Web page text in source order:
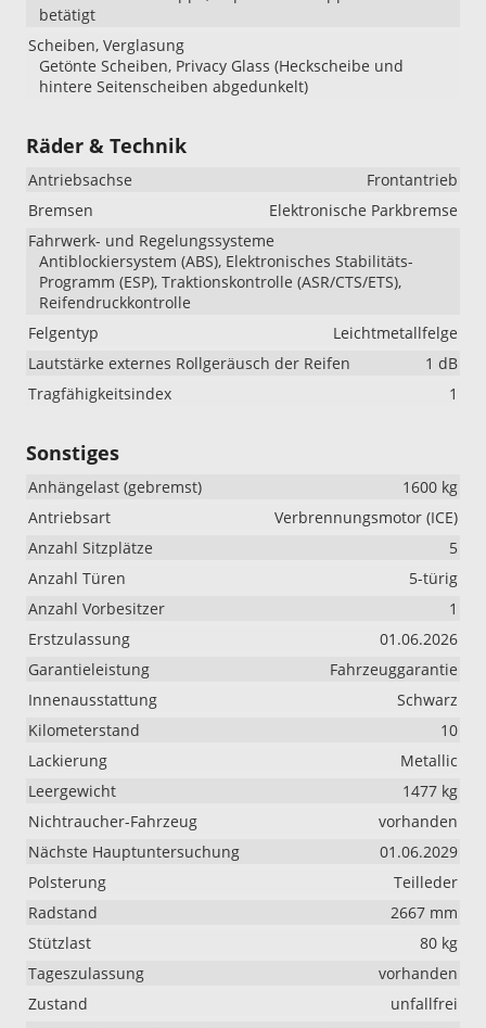
betätigt
Scheiben, Verglasung
Getönte Scheiben, Privacy Glass (Heckscheibe und
hintere Seitenscheiben abgedunkelt)
Räder & Technik
Antriebsachse
Frontantrieb
Bremsen
Elektronische Parkbremse
Fahrwerk- und Regelungssysteme
Antiblockiersystem (ABS), Elektronisches Stabilitäts-
Programm (ESP), Traktionskontrolle (ASR/CTS/ETS),
Reifendruckkontrolle
Felgentyp
Leichtmetallfelge
Lautstärke externes Rollgeräusch der Reifen
1 dB
Tragfähigkeitsindex
1
Sonstiges
Anhängelast (gebremst)
1600 kg
Antriebsart
Verbrennungsmotor (ICE)
Anzahl Sitzplätze
5
Anzahl Türen
5-türig
Anzahl Vorbesitzer
1
Erstzulassung
01.06.2026
Garantieleistung
Fahrzeuggarantie
Innenausstattung
Schwarz
Kilometerstand
10
Lackierung
Metallic
Leergewicht
1477 kg
Nichtraucher-Fahrzeug
vorhanden
Nächste Hauptuntersuchung
01.06.2029
Polsterung
Teilleder
Radstand
2667 mm
Stützlast
80 kg
Tageszulassung
vorhanden
Zustand
unfallfrei